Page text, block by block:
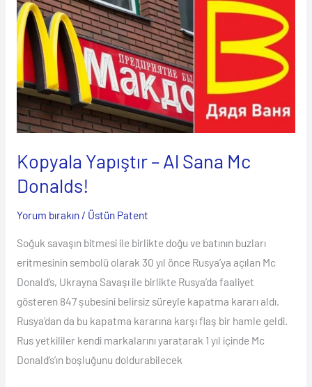
Kopyala Yapıştır – Al Sana Mc
Donalds!
Yorum bırakın / Üstün Patent
Soğuk savaşın bitmesi ile birlikte doğu ve batının buzları
eritmesinin sembolü olarak 30 yıl önce Rusya’ya açılan Mc
Donald’s, Ukrayna Savaşı ile birlikte Rusya’da faaliyet
gösteren 847 şubesini belirsiz süreyle kapatma kararı aldı.
Rusya’dan da bu kapatma kararına karşı flaş bir hamle geldi.
Rus yetkililer kendi markalarını yaratarak 1 yıl içinde Mc
Donald’s’ın boşluğunu doldurabilecek
Yapıştır
–
Al
Sana
Mc
Donalds!